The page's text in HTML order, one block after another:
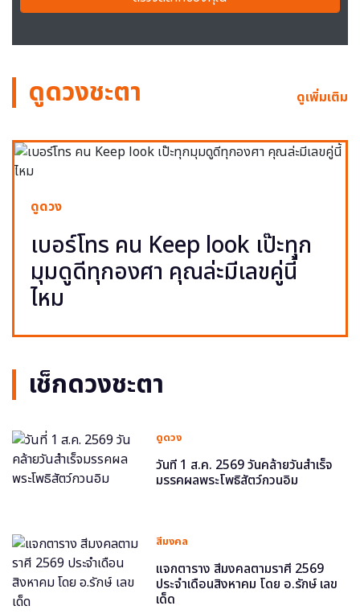
ดูดวงชะตา ดูเพิ่มเติม
ดูดวง
เบอร์โทร คน Keep look เป๊ะทุก
มุมดูดีทุกองศา คุณล่ะมีเลขคู่นี้
ไหม
เช็กดวงชะตา
ดูดวง
วันที่ 1 ส.ค. 2569 วันคล้ายวันสำเร็จ
มรรคผลพระโพธิสัตว์กวนอิม
สีมงคล
แจกตาราง สีมงคลตามราศี 2569
ประจำเดือนสิงหาคม โดย อ.รักษ์ เลข
เด็ด